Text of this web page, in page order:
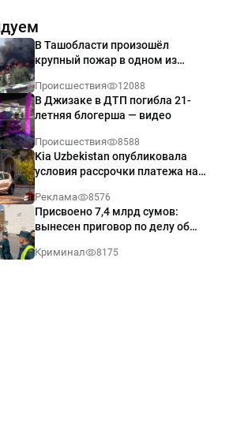
В Ташобласти произошёл
крупный пожар в одном из
Происшествия 12088
В Джизаке в ДТП погибла 21-
летняя блогерша — видео
Происшествия 8588
Kia Uzbekistan опубликовала
условия рассрочки платежа на
годовых
Реклама 8576
Присвоено 7,4 млрд сумов:
вынесен приговор по делу об
Ташкенте
Криминал 8175